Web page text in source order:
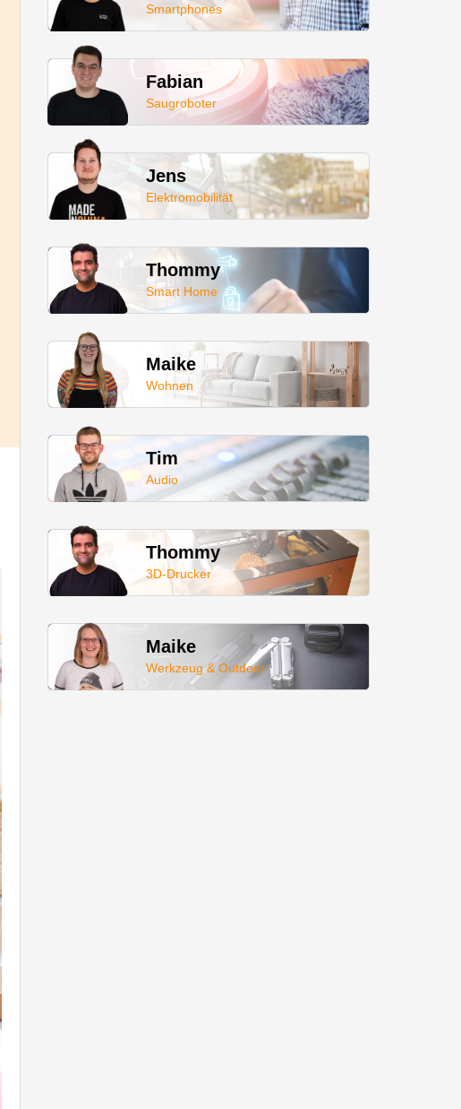
Smartphones
Fabian
Saugroboter
Jens
Elektromobilität
Thommy
Smart Home
Maike
Wohnen
Tim
Audio
Thommy
3D-Drucker
Maike
Werkzeug & Outdoor